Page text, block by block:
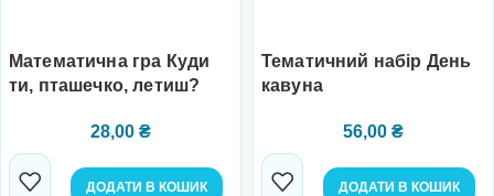
Математична гра Куди
ти, пташечко, летиш?
28,00 ₴
ДОДАТИ В КОШИК
Тематичний набір День
кавуна
56,00 ₴
ДОДАТИ В КОШИК